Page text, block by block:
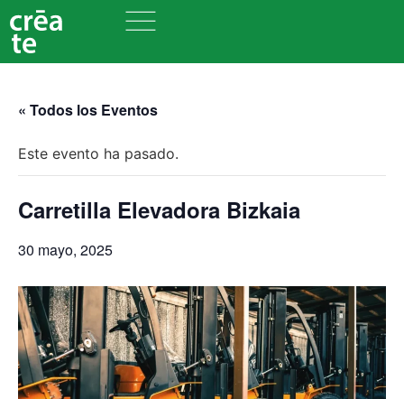
« Todos los Eventos
Este evento ha pasado.
Carretilla Elevadora Bizkaia
30 mayo, 2025